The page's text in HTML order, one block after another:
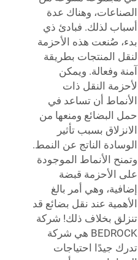
الصناعات، وهناك عدة
أسباب لذلك. فبادئ ذي
بدء، صُنعت هذه الأحزمة
لنقل المنتجات بطريقة
آمنة وفعالة. ويمكن
لأحزمة النقل ذات
الأنماط أن تساعد في
حمل البضائع ومنعها من
الانزلاق بسبب تأثير
الوسادة الناتج عن النمط.
وتمنح الأنماط الموجودة
على الأحزمة قبضة
إضافية، وهي أمر بالغ
الأهمية عند نقل بضائع قد
تنزلق بخلاف ذلك! شركة
BEDROCK هي شركة
تدرك جيدًا احتياجات